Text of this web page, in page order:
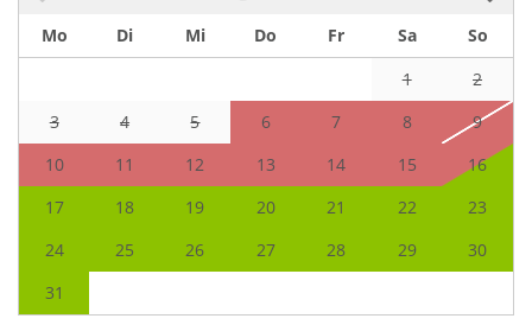
Mo
Di Mi Do Fr Sa
So
1
2
3
4 5 6 7 8
9
10
11 12 13 14 15
16
17
18 19 20 21 22
23
24
25 26 27 28 29
30
31